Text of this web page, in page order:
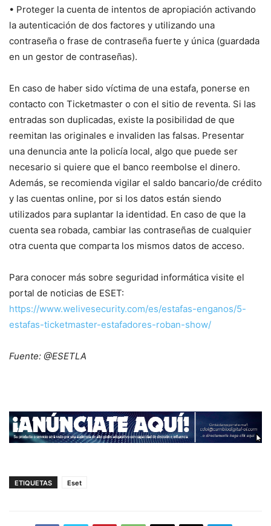
• Proteger la cuenta de intentos de apropiación activando
la autenticación de dos factores y utilizando una
contraseña o frase de contraseña fuerte y única (guardada
en un gestor de contraseñas).
En caso de haber sido víctima de una estafa, ponerse en
contacto con Ticketmaster o con el sitio de reventa. Si las
entradas son duplicadas, existe la posibilidad de que
reemitan las originales e invaliden las falsas. Presentar
una denuncia ante la policía local, algo que puede ser
necesario si quiere que el banco reembolse el dinero.
Además, se recomienda vigilar el saldo bancario/de crédito
y las cuentas online, por si los datos están siendo
utilizados para suplantar la identidad. En caso de que la
cuenta sea robada, cambiar las contraseñas de cualquier
otra cuenta que comparta los mismos datos de acceso.
Para conocer más sobre seguridad informática visite el
portal de noticias de ESET:
https://www.welivesecurity.com/es/estafas-enganos/5-
estafas-ticketmaster-estafadores-roban-show/
Fuente: @ESETLA
ETIQUETAS Eset